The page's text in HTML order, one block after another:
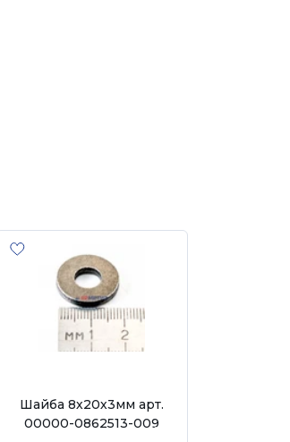
Шайба 8х20х3мм арт.
00000-0862513-009